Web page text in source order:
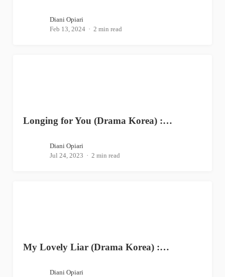
Diani Opiari
Feb 13, 2024
2 min read
Longing for You (Drama Korea) :…
Diani Opiari
Jul 24, 2023
2 min read
My Lovely Liar (Drama Korea) :…
Diani Opiari